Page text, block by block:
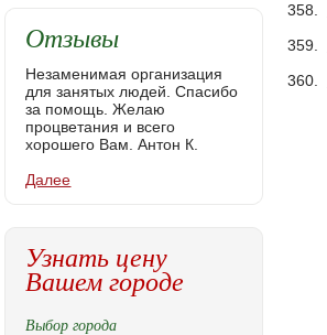
358.
359.
360.
Отзывы
Незаменимая организация
для занятых людей. Спасибо
за помощь. Желаю
процветания и всего
хорошего Вам. Антон К.
Далее
Узнать цену
Вашем городе
Выбор города